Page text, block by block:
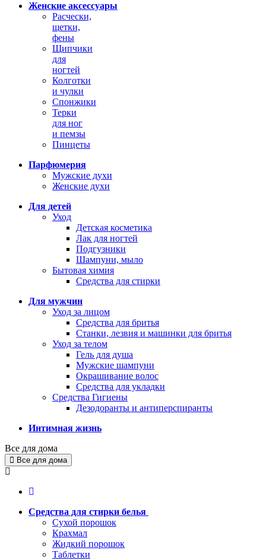
Женские аксессуары
Расчески,
щетки,
фены
Щипчики
для
ногтей
Колготки
и чулки
Спонжики
Терки
для ног
и пемзы
Пинцеты
Парфюмерия
Мужские духи
Женские духи
Для детей
Уход
Детская косметика
Лак для ногтей
Подгузники
Шампуни, мыло
Бытовая химия
Средства для стирки
Для мужчин
Уход за лицом
Средства для бритья
Станки, лезвия и машинки для бритья
Уход за телом
Гель для душа
Мужские шампуни
Окрашивание волос
Средства для укладки
Средства Гигиены
Дезодоранты и антиперспиранты
Интимная жизнь
Все для дома
Все для дома
Средства для стирки белья
Сухой порошок
Крахмал
Жидкий порошок
Таблетки